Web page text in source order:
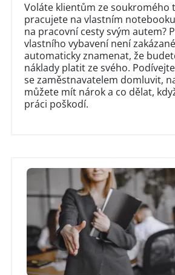
Voláte klientům ze soukromého
pracujete na vlastním
na pracovní cesty svým autem?
vlastního vybavení není
automaticky znamenat, že
náklady platit ze svého.
se zaměstnavatelem domluvit,
můžete mít nárok a co dělat,
práci poškodí.